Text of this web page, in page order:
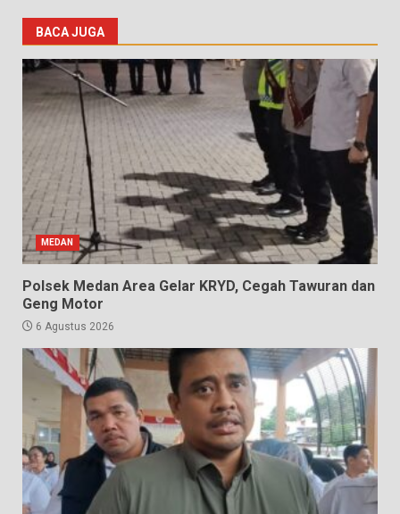
BACA JUGA
MEDAN
Polsek Medan Area Gelar KRYD, Cegah Tawuran dan
Geng Motor
6 Agustus 2026